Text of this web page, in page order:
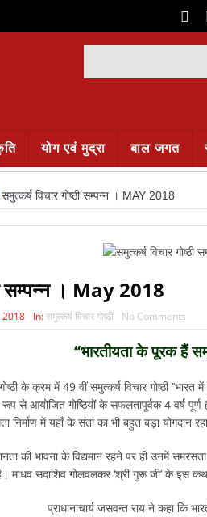
योग एवं मुद्रा बाल जगत
समुत्कर्ष विचार गोष्ठी सम्पन्न । MAY 2018
सम्पन्न । May 2018
2018 In:समुत्कर्ष विचार गोष्ठी No Comments
‘‘भारतीयता के पूरक हैं
गोष्ठी के क्रम में 49 वीं समुत्कर्ष विचार गोष्ठी
से आयोजित गोष्ठियों के सफलतापूर्वक 4 वर्ष
में यहाँ के संतां का भी बहुत बड़ा योगदान
की भावना के विद्यमान रहने पर ही उनमें
सदाशिव गोलवलकर ‘श्री गुरू जी’ के इस
प्राधानाचार्य जसवन्त राय ने कहा कि